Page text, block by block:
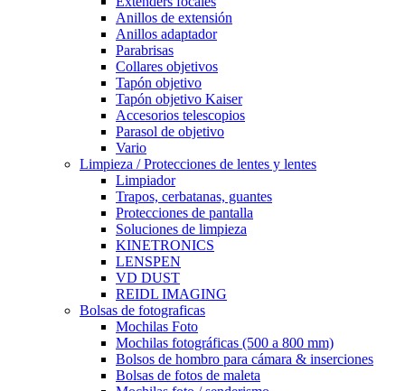
Anillos de extensión
Anillos adaptador
Parabrisas
Collares objetivos
Tapón objetivo
Tapón objetivo Kaiser
Accesorios telescopios
Parasol de objetivo
Vario
Limpieza / Protecciones de lentes y lentes
Limpiador
Trapos, cerbatanas, guantes
Protecciones de pantalla
Soluciones de limpieza
KINETRONICS
LENSPEN
VD DUST
REIDL IMAGING
Bolsas de fotograficas
Mochilas Foto
Mochilas fotográficas (500 a 800 mm)
Bolsos de hombro para cámara & inserciones
Bolsas de fotos de maleta